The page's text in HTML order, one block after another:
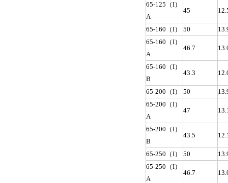
65-125（I）
A
45
65-160（I） 50
65-160（I）
A
46.7
65-160（I）
B
43.3
65-200（I） 50
65-200（I）
A
47
65-200（I）
B
43.5
65-250（I） 50
65-250（I）
A
46.7